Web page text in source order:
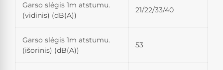
Garso slėgis 1m atstumu.
(vidinis) (dB(A))
21/22/33/40
Garso slėgis 1m atstumu.
(išorinis) (dB(A))
53